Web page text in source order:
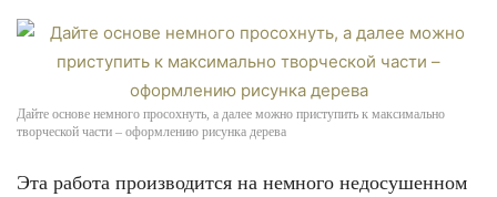
Дайте основе немного просохнуть, а далее можно приступить к максимально
творческой части – оформлению рисунка дерева
Эта работа производится на немного недосушенном